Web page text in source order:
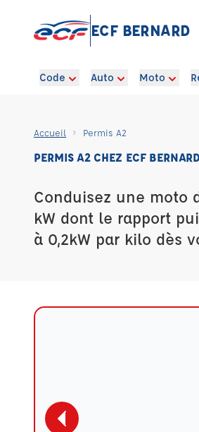
ECF BERNARD
Code Auto Moto
Accueil Permis A2
PERMIS A2 CHEZ ECF BERNARD
Conduisez une moto
kW dont le rapport
à 0,2kW par kilo dès